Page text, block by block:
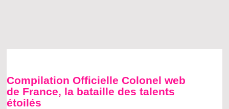
Compilation Officielle Colonel web
de France, la bataille des talents
étoilés